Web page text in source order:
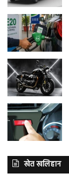
खेत खलिहान